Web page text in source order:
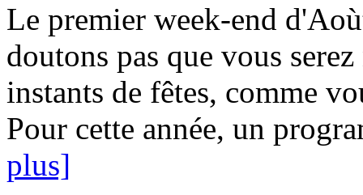
Le premier week-end
doutons pas que vous
instants de fêtes, comme
Pour cette année, un
plus]